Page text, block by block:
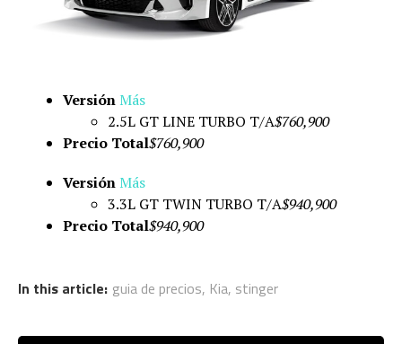
VersiónMás
2.5L GT LINE TURBO T/A$760,900
Precio Total$760,900
VersiónMás
3.3L GT TWIN TURBO T/A$940,900
Precio Total$940,900
In this article: guia de precios, Kia, stinger